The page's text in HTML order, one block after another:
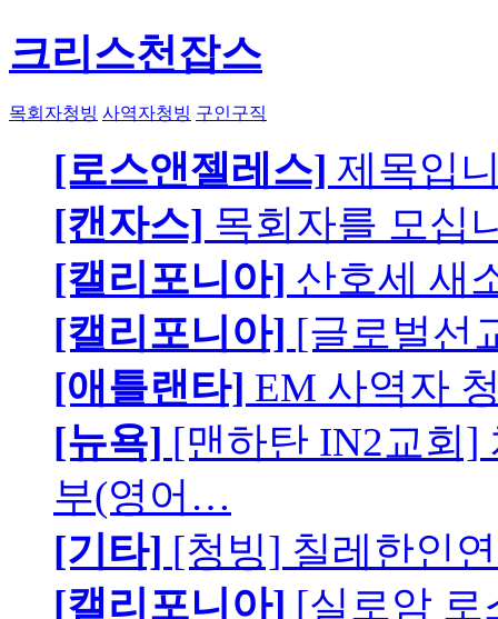
크리스천잡스
목회자청빙 사역자청빙 구인구직
[로스앤젤레스] 제목입
[캔자스] 목회자를 모십
[캘리포니아] 산호세 새
[캘리포니아] [글로벌선
[애틀랜타] EM 사역자
[뉴욕] [맨하탄 IN2교회]
부(영어…
[기타] [청빙] 칠레한인
[캘리포니아] [실로암 로